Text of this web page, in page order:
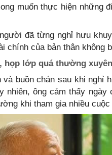
muốn thực hiện những
đã từng nghỉ hưu
chính của bản thân không
họp lớp quá thường xuyên
buồn chán sau khi nghỉ
nhiên, ông cảm thấy
khi tham gia nhiều cuộc